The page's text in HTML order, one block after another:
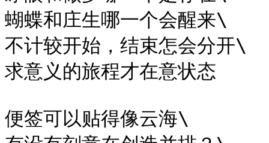
蝴蝶和庄生哪一个会醒来\
不计较开始，结束怎会分开\
求意义的旅程才在意状态
便签可以贴得像云海\